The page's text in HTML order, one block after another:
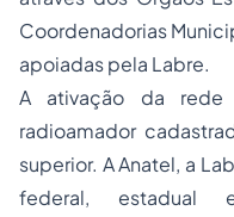
Coordenadorias
apoiadas pela Labre.
A ativação da
radioamador
superior. A Anatel, a
federal, estadual